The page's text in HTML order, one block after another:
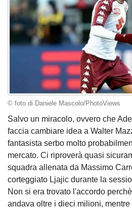
© foto di Daniele Mascolo/PhotoViews
Salvo un miracolo, ovvero che
faccia cambiare idea a Walter
fantasista serbo molto
mercato. Ci riproverà quasi
squadra allenata da Massimo
corteggiato Ljajic durante la
Non si era trovato l'accordo
andava oltre i dieci milioni,